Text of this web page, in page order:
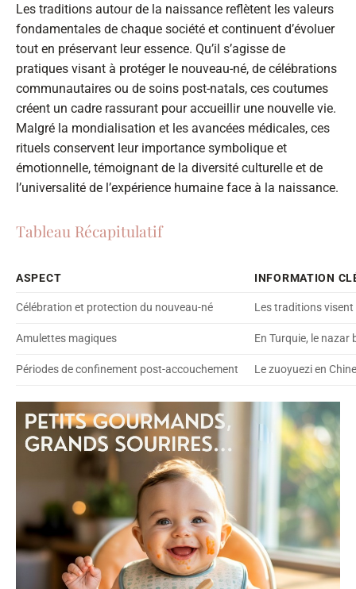
Les traditions autour de la naissance reflètent les valeurs
fondamentales de chaque société et continuent d’évoluer
tout en préservant leur essence. Qu’il s’agisse de
pratiques visant à protéger le nouveau-né, de célébrations
communautaires ou de soins post-natals, ces coutumes
créent un cadre rassurant pour accueillir une nouvelle vie.
Malgré la mondialisation et les avancées médicales, ces
rituels conservent leur importance symbolique et
émotionnelle, témoignant de la diversité culturelle et de
l’universalité de l’expérience humaine face à la naissance.
Tableau Récapitulatif
ASPECT INFORMATION
Célébration et protection du nouveau-né Les traditions
Amulettes magiques En Turquie, le
Périodes de confinement post-accouchement Le zuoyuezi en